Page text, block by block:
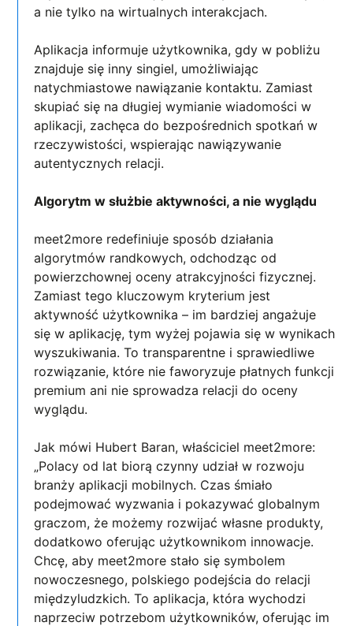
a nie tylko na wirtualnych interakcjach.
Aplikacja informuje użytkownika, gdy w pobliżu
znajduje się inny singiel, umożliwiając
natychmiastowe nawiązanie kontaktu. Zamiast
skupiać się na długiej wymianie wiadomości w
aplikacji, zachęca do bezpośrednich spotkań w
rzeczywistości, wspierając nawiązywanie
autentycznych relacji.
Algorytm w służbie aktywności, a nie wyglądu
meet2more redefiniuje sposób działania
algorytmów randkowych, odchodząc od
powierzchownej oceny atrakcyjności fizycznej.
Zamiast tego kluczowym kryterium jest
aktywność użytkownika – im bardziej angażuje
się w aplikację, tym wyżej pojawia się w wynikach
wyszukiwania. To transparentne i sprawiedliwe
rozwiązanie, które nie faworyzuje płatnych funkcji
premium ani nie sprowadza relacji do oceny
wyglądu.
Jak mówi Hubert Baran, właściciel meet2more:
„Polacy od lat biorą czynny udział w rozwoju
branży aplikacji mobilnych. Czas śmiało
podejmować wyzwania i pokazywać globalnym
graczom, że możemy rozwijać własne produkty,
dodatkowo oferując użytkownikom innowacje.
Chcę, aby meet2more stało się symbolem
nowoczesnego, polskiego podejścia do relacji
międzyludzkich. To aplikacja, która wychodzi
naprzeciw potrzebom użytkowników, oferując im